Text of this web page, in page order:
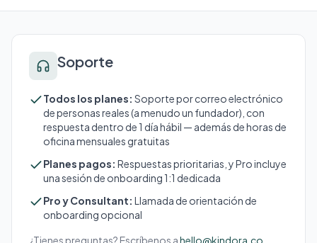
Soporte
Todos los planes: Soporte por correo electrónico
de personas reales (a menudo un fundador), con
respuesta dentro de 1 día hábil — además de horas de
oficina mensuales gratuitas
Planes pagos: Respuestas prioritarias, y Pro incluye
una sesión de onboarding 1:1 dedicada
Pro y Consultant: Llamada de orientación de
onboarding opcional
¿Tienes preguntas? Escríbenos ahello@kindora.co